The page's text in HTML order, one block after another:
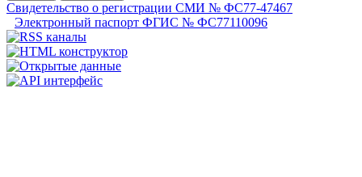
Свидетельство о регистрации СМИ № ФС77-47467
Электронный паспорт ФГИС № ФС77110096